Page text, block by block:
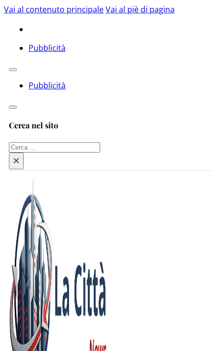
Vai al contenuto principaleVai al piè di pagina
Pubblicità
Pubblicità
Cerca nel sito
Cerca
×